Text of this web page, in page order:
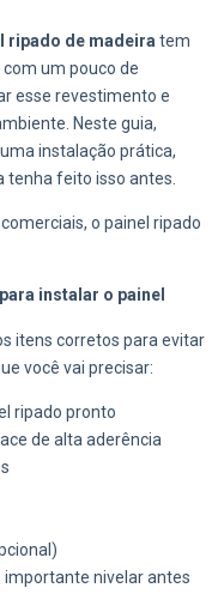
ripado de madeira tem
um pouco de
esse revestimento e
Neste guia,
instalação prática,
tenha feito isso antes.
o painel ripado
instalar o painel
itens corretos para evitar
você vai precisar:
ripado pronto
de alta aderência
importante nivelar antes